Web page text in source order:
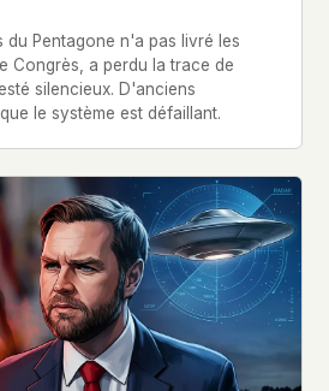
du Pentagone n'a pas livré les
Congrès, a perdu la trace de
silencieux. D'anciens
le système est défaillant.